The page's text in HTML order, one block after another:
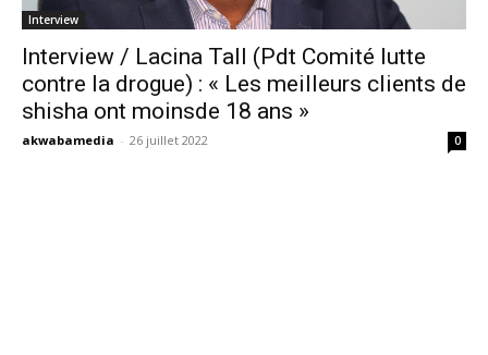
Interview
Interview / Lacina Tall (Pdt Comité lutte
contre la drogue) : « Les meilleurs clients de
shisha ont moinsde 18 ans »
akwabamedia - 26 juillet 2022 0